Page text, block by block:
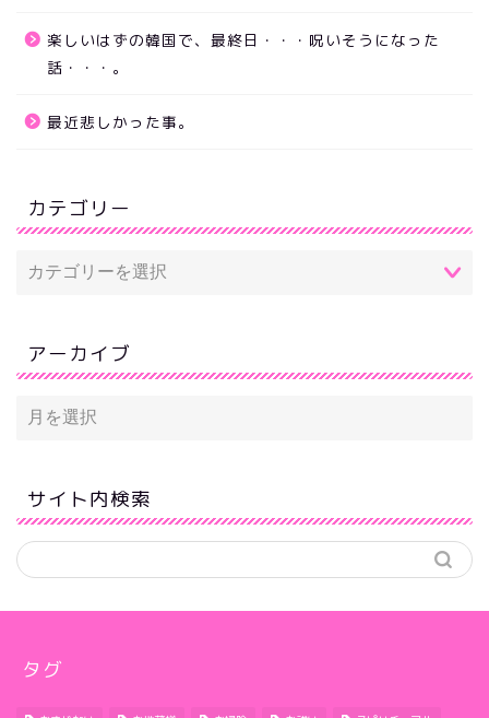
楽しいはずの韓国で、最終日・・・呪いそうになった
話・・・。
最近悲しかった事。
カテゴリー
アーカイブ
サイト内検索
タグ